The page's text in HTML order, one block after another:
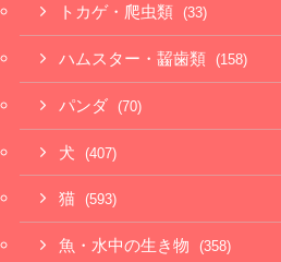
トカゲ・爬虫類 (33)
ハムスター・齧歯類 (158)
パンダ (70)
犬 (407)
猫 (593)
魚・水中の生き物 (358)